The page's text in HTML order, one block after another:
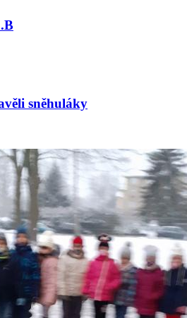
sněhuláky